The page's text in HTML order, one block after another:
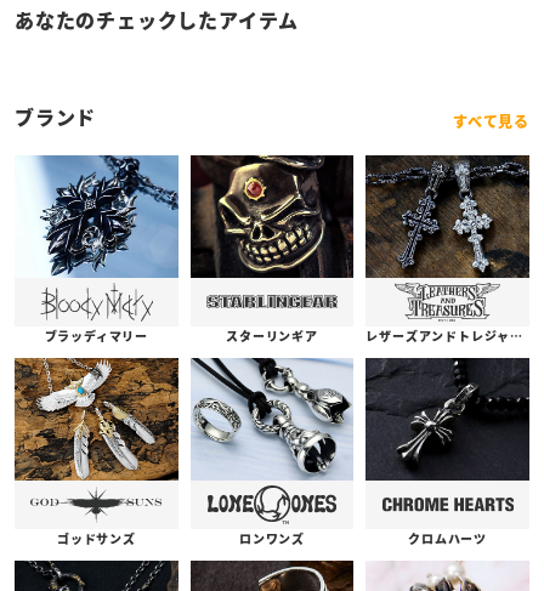
あなたのチェックしたアイテム
ブランド すべて見る
ブラッディマリー スターリンギア レザーズアンドトレジャーズ
ゴッドサンズ ロンワンズ クロムハーツ